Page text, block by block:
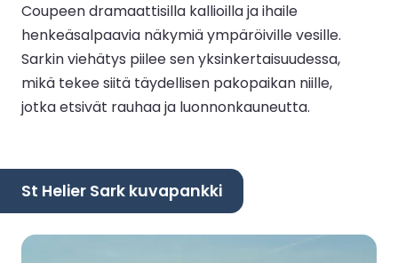
Coupeen dramaattisilla kallioilla ja ihaile
henkeäsalpaavia näkymiä ympäröiville vesille.
Sarkin viehätys piilee sen yksinkertaisuudessa,
mikä tekee siitä täydellisen pakopaikan niille,
jotka etsivät rauhaa ja luonnonkauneutta.
St Helier Sark kuvapankki